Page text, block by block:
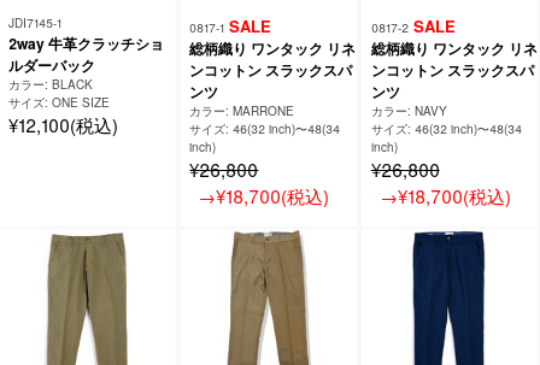
JDI7145-1
2way 牛革クラッチショ
ルダーバック
カラー: BLACK
サイズ: ONE SIZE
¥12,100(税込)
0817-1 SALE
総柄織り ワンタック リネ
ンコットン スラックスパ
ンツ
カラー: MARRONE
サイズ: 46(32 inch)〜48(34
inch)
¥26,800
→¥18,700(税込)
0817-2 SALE
総柄織り ワンタック リネ
ンコットン スラックスパ
ンツ
カラー: NAVY
サイズ: 46(32 inch)〜48(34
inch)
¥26,800
→¥18,700(税込)